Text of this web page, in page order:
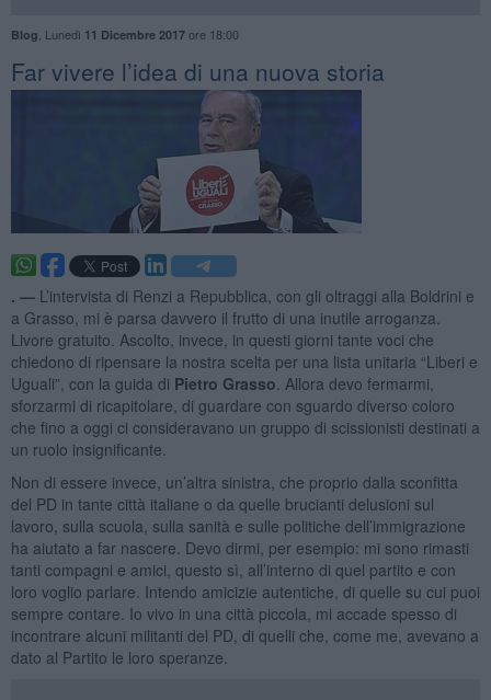
Blog Lunedì 11 Dicembre 2017ore 18:00
Far vivere l’idea di una nuova storia
. — L’intervista di Renzi a Repubblica, con gli oltraggi alla Boldrini e
a Grasso, mi è parsa davvero il frutto di una inutile arroganza.
Livore gratuito. Ascolto, invece, in questi giorni tante voci che
chiedono di ripensare la nostra scelta per una lista unitaria “Liberi e
Uguali”, con la guida di Pietro Grasso . Allora devo fermarmi,
sforzarmi di ricapitolare, di guardare con sguardo diverso coloro
che fino a oggi ci consideravano un gruppo di scissionisti destinati a
un ruolo insignificante.
Non di essere invece, un’altra sinistra, che proprio dalla sconfitta
del PD in tante città italiane o da quelle brucianti delusioni sul
lavoro, sulla scuola, sulla sanità e sulle politiche dell’immigrazione
ha aiutato a far nascere. Devo dirmi, per esempio: mi sono rimasti
tanti compagni e amici, questo sì, all’interno di quel partito e con
loro voglio parlare. Intendo amicizie autentiche, di quelle su cui puoi
sempre contare. Io vivo in una città piccola, mi accade spesso di
incontrare alcuni militanti del PD, di quelli che, come me, avevano a
dato al Partito le loro speranze.